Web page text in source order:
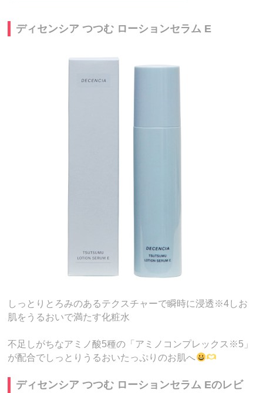
ディセンシア つつむ ローションセラム E
しっとりとろみのあるテクスチャーで瞬時に浸透※4しお
肌をうるおいで満たす化粧水
不足しがちなアミノ酸5種の「アミノコンプレックス※5」
が配合でしっとりうるおいたっぷりのお肌へ
ディセンシア つつむ ローションセラム Eのレビ